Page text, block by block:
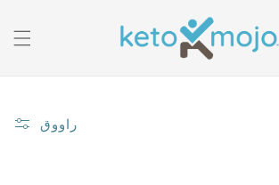
المحتوى
راووق